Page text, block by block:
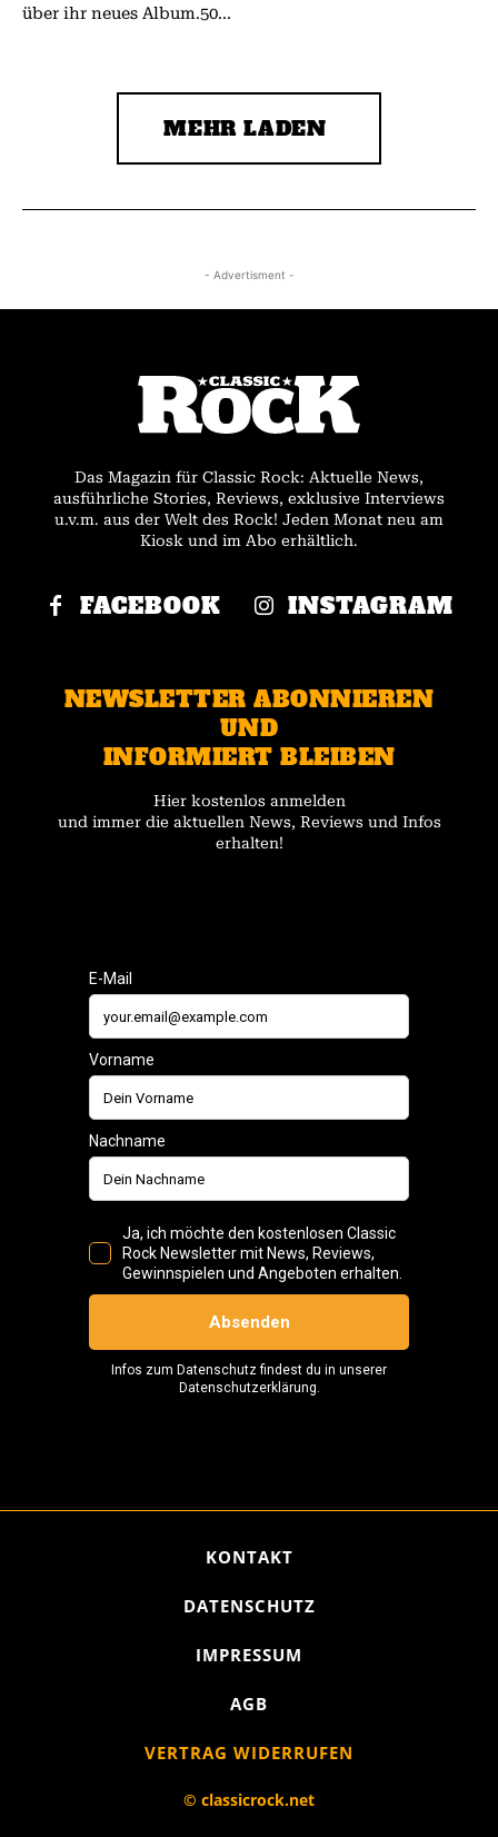
über ihr neues Album.50...
MEHR LADEN
- Advertisment -
Das Magazin für Classic Rock: Aktuelle News,
ausführliche Stories, Reviews, exklusive Interviews
u.v.m. aus der Welt des Rock! Jeden Monat neu am
Kiosk und im Abo erhältlich.
FACEBOOK INSTAGRAM
NEWSLETTER ABONNIEREN
UND
INFORMIERT BLEIBEN
Hier kostenlos anmelden
und immer die aktuellen News, Reviews und Infos
erhalten!
KONTAKT
DATENSCHUTZ
IMPRESSUM
AGB
VERTRAG WIDERRUFEN
© classicrock.net